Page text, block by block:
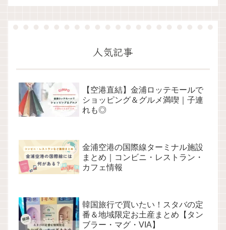
人気記事
【空港直結】金浦ロッテモールで
ショッピング＆グルメ満喫｜子連
れも◎
金浦空港の国際線ターミナル施設
まとめ｜コンビニ・レストラン・
カフェ情報
韓国旅行で買いたい！スタバの定
番＆地域限定お土産まとめ【タン
ブラー・マグ・VIA】